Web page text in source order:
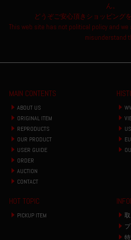
ん。
どうぞご安心頂きショッピング
This web site has not political policy and we
misunderstand
MAIN CONTENTS
ABOUT US
ORIGINAL ITEM
REPRODUCTS
OUR PRODUCT
USER GUIDE
ORDER
AUCTION
CONTACT
HOT TOPIC
PICKUP ITEM